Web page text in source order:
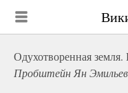
Одухотворенная
Пробштейн Ян